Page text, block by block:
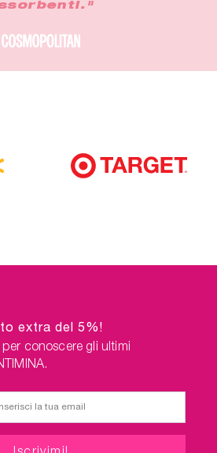
extra del 5%!
conoscere gli ultimi